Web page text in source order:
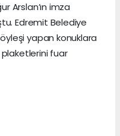
Arslan’ın imza
Edremit Belediye
yapan konuklara
fuar